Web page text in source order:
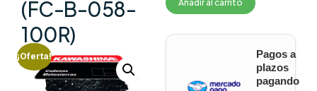
(FC-B-058-
100R)
¡Oferta!
Añadir al carrito
Pagos a
plazos
pagando